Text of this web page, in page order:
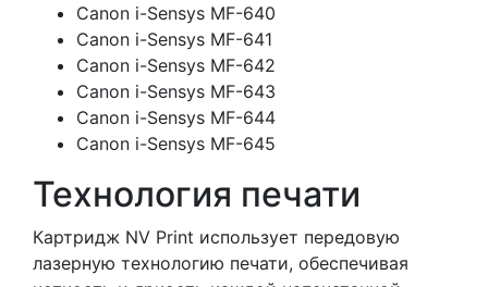
Canon i-Sensys MF-640
Canon i-Sensys MF-641
Canon i-Sensys MF-642
Canon i-Sensys MF-643
Canon i-Sensys MF-644
Canon i-Sensys MF-645
Технология печати
Картридж NV Print использует передовую
лазерную технологию печати, обеспечивая